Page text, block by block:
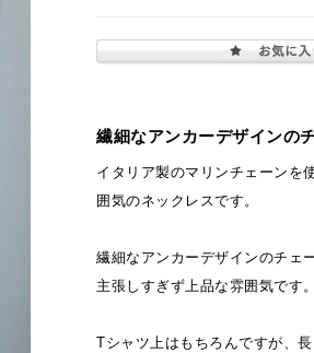
繊細なアンカーデザインの
イタリア製のマリンチェーンを
囲気のネックレスです。
繊細なアンカーデザインのチェ
主張しすぎず上品な雰囲気です。
Tシャツ上はもちろんですが、